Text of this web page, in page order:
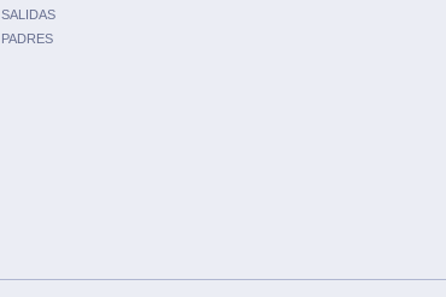
SALIDAS
PADRES